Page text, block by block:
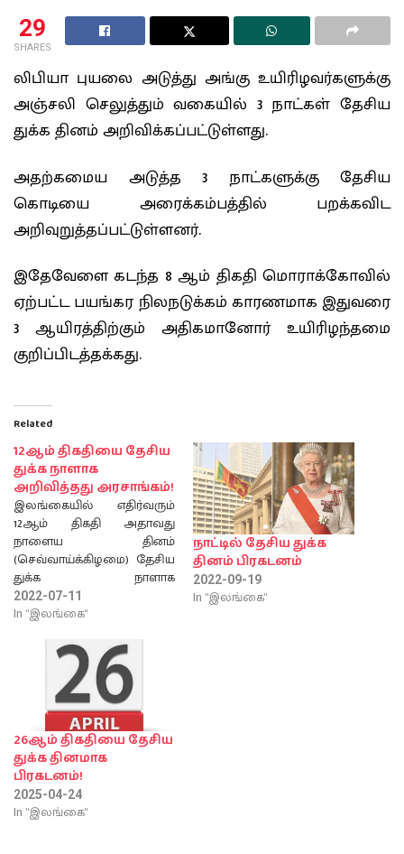
29
SHARES
லிபியா புயலை அடுத்து அங்கு உயிரிழவர்களுக்கு
அஞ்சலி செலுத்தும் வகையில் 3 நாட்கள் தேசிய
துக்க தினம் அறிவிக்கப்பட்டுள்ளது.
அதற்கமைய அடுத்த 3 நாட்களுக்கு தேசிய
கொடியை அரைக்கம்பத்தில் பறக்கவிட
அறிவுறுத்தப்பட்டுள்ளனர்.
இதேவேளை கடந்த 8 ஆம் திகதி மொராக்கோவில்
ஏற்பட்ட பயங்கர நிலநடுக்கம் காரணமாக இதுவரை
3 ஆயிரத்திற்கும் அதிகமானோர் உயிரிழந்தமை
குறிப்பிடத்தக்கது.
Related
12ஆம் திகதியை தேசிய
துக்க நாளாக
அறிவித்தது அரசாங்கம்!
இலங்கையில் எதிர்வரும்
12ஆம் திகதி அதாவது
நாளைய தினம்
(செவ்வாய்க்கிழமை) தேசிய
துக்க நாளாக
அறிவிக்கப்பட்டுள்ளது.
அதன்படி, அன்றைய தினம்
நிறுவனங்களிலும் தேசியக்
கொடியை அரைக்கம்பத்தில்
பறக்கவிடுமாறு பணிப்புரை
விடுக்கப்பட்டுள்ளதாக
உள்விவகார அமைச்சு
தெரிவித்துள்ளது.
எவ்வாறாயினும் அன்றைய
தினம் பொது விடுமுறை
அல்ல எனவும் அந்த
அமைச்சு
2022-07-11
In "இலங்கை"
நாட்டில் தேசிய துக்க
தினம் பிரகடனம்
2022-09-19
In "இலங்கை"
26ஆம் திகதியை தேசிய
துக்க தினமாக
பிரகடனம்!
2025-04-24
In "இலங்கை"